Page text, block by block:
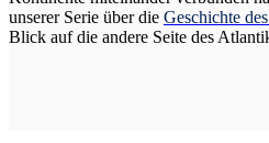
unserer Serie über die Geschichte
Blick auf die andere Seite des